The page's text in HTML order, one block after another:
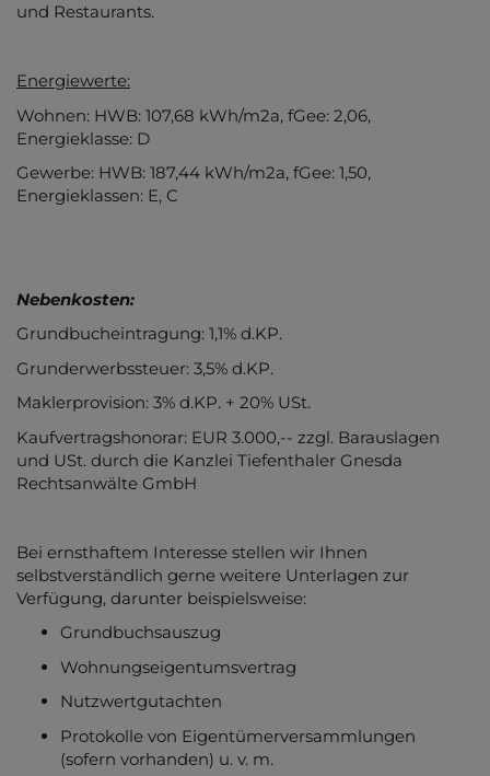
und Restaurants.
Energiewerte:
Wohnen: HWB: 107,68 kWh/m2a, fGee: 2,06,
Energieklasse: D
Gewerbe: HWB: 187,44 kWh/m2a, fGee: 1,50,
Energieklassen: E, C
Nebenkosten:
Grundbucheintragung: 1,1% d.KP.
Grunderwerbssteuer: 3,5% d.KP.
Maklerprovision: 3% d.KP. + 20% USt.
Kaufvertragshonorar: EUR 3.000,-- zzgl. Barauslagen
und USt. durch die Kanzlei Tiefenthaler Gnesda
Rechtsanwälte GmbH
Bei ernsthaftem Interesse stellen wir Ihnen
selbstverständlich gerne weitere Unterlagen zur
Verfügung, darunter beispielsweise:
Grundbuchsauszug
Wohnungseigentumsvertrag
Nutzwertgutachten
Protokolle von Eigentümerversammlungen
(sofern vorhanden) u. v. m.